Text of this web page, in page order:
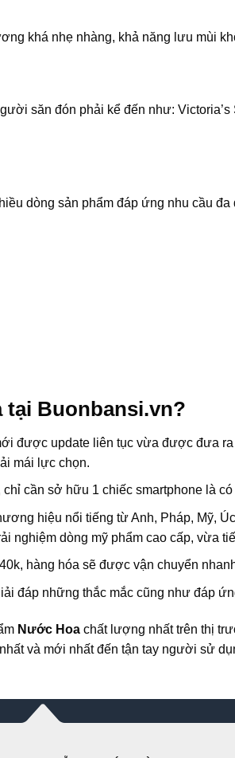
khá nhẹ nhàng, khả năng lưu mùi
săn đón phải kể đến như: Victoria’s
dòng sản phẩm đáp ứng nhu cầu
tại Buonbansi.vn?
được update liên tục vừa được đưa
mái lực chọn.
cần sở hữu 1 chiếc smartphone là có
hiệu nổi tiếng từ Anh, Pháp, Mỹ,
dòng mỹ phẩm cao cấp, vừa
hàng hóa sẽ được vận chuyển
đáp những thắc mắc cũng như đáp
Nước Hoa chất lượng nhất trên thị
và mới nhất đến tận tay người sử